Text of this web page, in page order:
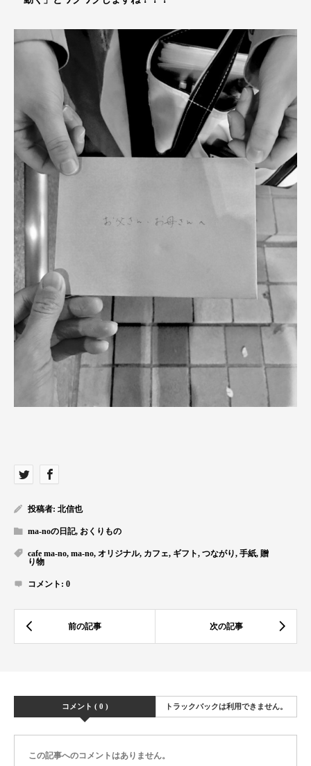
投稿者: 北信也
ma-noの日記, おくりもの
cafe ma-no, ma-no, オリジナル, カフェ, ギフト, つながり, 手紙, 贈
り物
コメント: 0
コメント ( 0 ) トラックバックは利用できません。
この記事へのコメントはありません。